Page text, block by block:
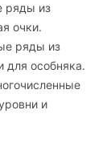
ряды из
очки.
ряды из
для особняка.
и